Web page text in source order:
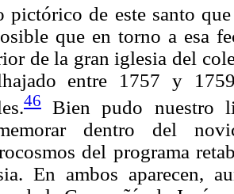
pictórico de este santo
que en torno a esa
de la gran iglesia del
entre 1757 y
46
Bien pudo nuestro
dentro del
del programa
En ambos aparecen,